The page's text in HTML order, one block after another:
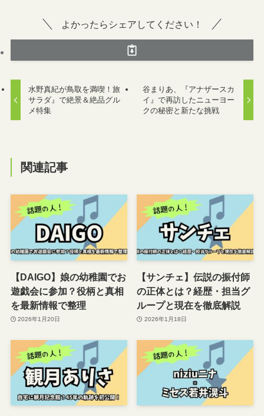
よかったらシェアしてください！
水野真紀が鳥取を満喫！旅
サラダ』で絶景＆絶品グル
メ特集
谷まりあ、『アナザースカ
イ』で再訪したニューヨー
クの秘密と新たな挑戦
関連記事
【DAIGO】娘の幼稚園でお
遊戯会に参加？役柄と真相
を最新情報で整理
2026年1月20日
【サンチェ】伝説の振付師
の正体とは？経歴・担当グ
ループと現在を徹底解説
2026年1月18日